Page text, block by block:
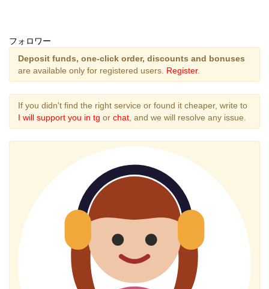
フォロワー
Deposit funds, one-click order, discounts and bonuses
are available only for registered users. Register.
If you didn't find the right service or found it cheaper, write to
I will support you in tg or chat , and we will resolve any issue.